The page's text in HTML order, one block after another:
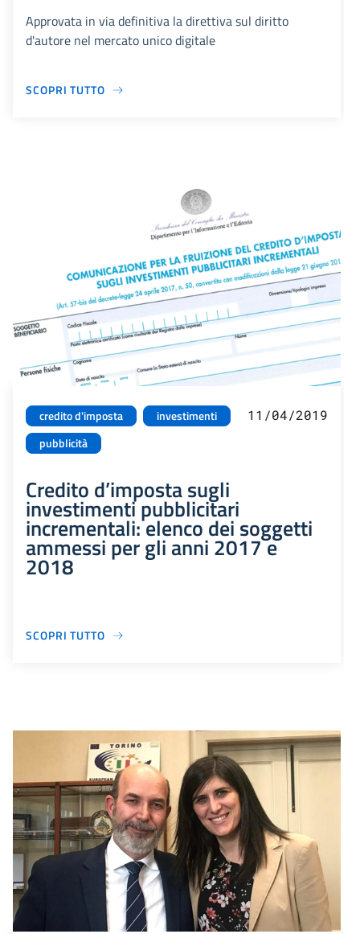
Approvata in via definitiva la direttiva sul diritto
d'autore nel mercato unico digitale
SCOPRI TUTTO
credito d'imposta
investimenti
pubblicità
11/04/2019
Credito d’imposta sugli
investimenti pubblicitari
incrementali: elenco dei soggetti
ammessi per gli anni 2017 e
2018
SCOPRI TUTTO